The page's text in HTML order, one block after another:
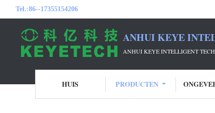
Tel.:86--17355154206
ANHUI KEYE
ANHUI KEYE INTELLIGENT
HUIS PRODUCTEN